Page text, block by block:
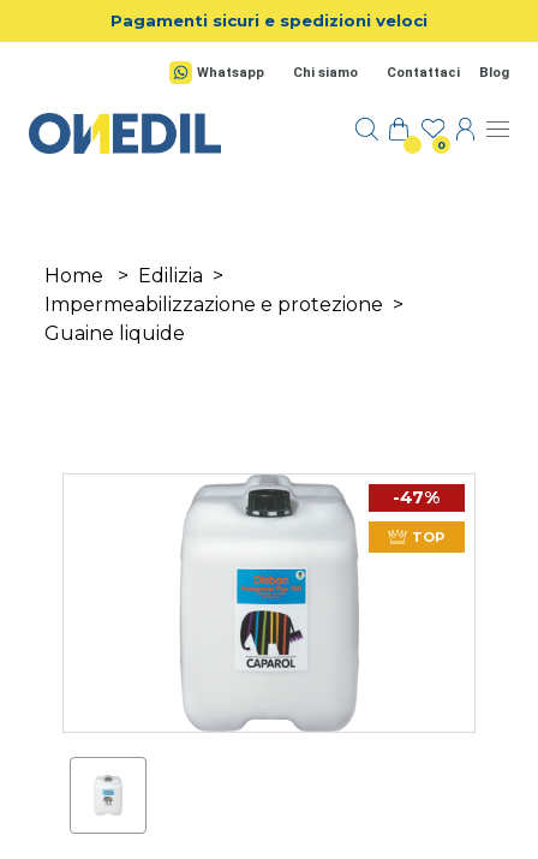
Salta al contenuto principale
Pagamenti sicuri e spedizioni veloci
Whatsapp Chi siamo Contattaci Blog
0
Home > Edilizia >
Impermeabilizzazione e protezione >
Guaine liquide
-47%
TOP